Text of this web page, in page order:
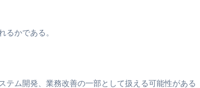
るかである。
ム開発、業務改善の一部として扱える可能性がある